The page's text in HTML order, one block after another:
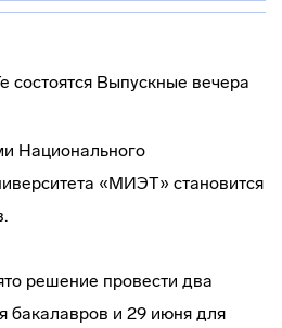
Национального
«МИЭТ» становится
решение провести два
бакалавров и 29 июня для